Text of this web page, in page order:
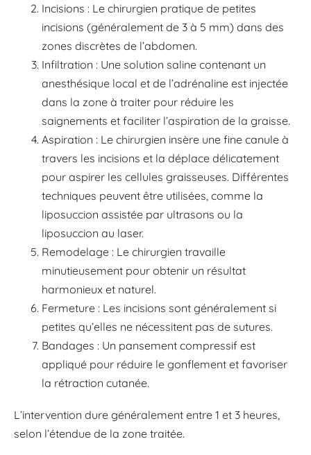
Incisions : Le chirurgien pratique de petites
incisions (généralement de 3 à 5 mm) dans des
zones discrètes de l’abdomen.
Infiltration : Une solution saline contenant un
anesthésique local et de l’adrénaline est injectée
dans la zone à traiter pour réduire les
saignements et faciliter l’aspiration de la graisse.
Aspiration : Le chirurgien insère une fine canule à
travers les incisions et la déplace délicatement
pour aspirer les cellules graisseuses. Différentes
techniques peuvent être utilisées, comme la
liposuccion assistée par ultrasons ou la
liposuccion au laser.
Remodelage : Le chirurgien travaille
minutieusement pour obtenir un résultat
harmonieux et naturel.
Fermeture : Les incisions sont généralement si
petites qu’elles ne nécessitent pas de sutures.
Bandages : Un pansement compressif est
appliqué pour réduire le gonflement et favoriser
la rétraction cutanée.
L’intervention dure généralement entre 1 et 3 heures,
selon l’étendue de la zone traitée.